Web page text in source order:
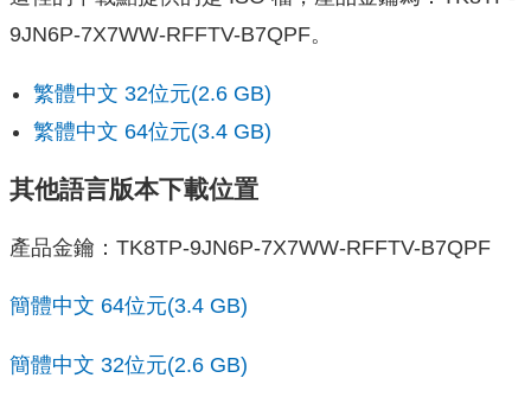
9JN6P-7X7WW-RFFTV-B7QPF。
繁體中文 32位元(2.6 GB)
繁體中文 64位元(3.4 GB)
其他語言版本下載位置
產品金鑰：TK8TP-9JN6P-7X7WW-RFFTV-B7QPF
簡體中文 64位元(3.4 GB)
簡體中文 32位元(2.6 GB)